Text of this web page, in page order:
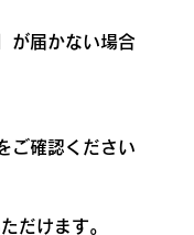
が届かない場合
ご確認ください
だけます。